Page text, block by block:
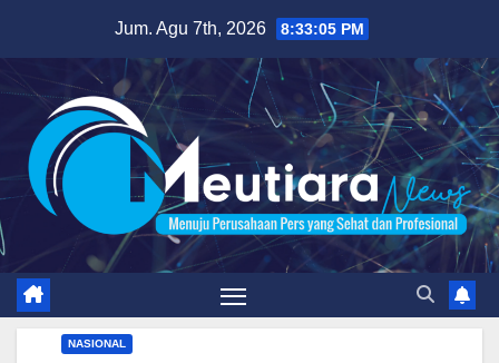
content
Jum. Agu 7th, 2026 8:33:06 PM
NASIONAL